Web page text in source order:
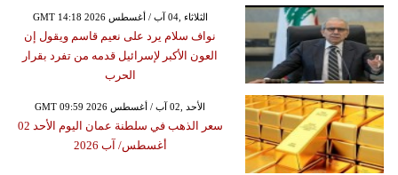
GMT 14:18 2026 الثلاثاء ,04 آب / أغسطس
نواف سلام يرد على نعيم قاسم ويقول إن
العون الأكبر لإسرائيل قدمه من تفرد بقرار
الحرب
GMT 09:59 2026 الأحد ,02 آب / أغسطس
سعر الذهب في سلطنة عمان اليوم الأحد 02
أغسطس/ آب 2026